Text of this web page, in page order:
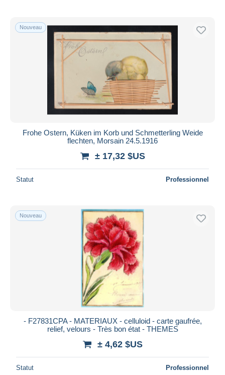
Nouveau
Frohe Ostern, Küken im Korb und Schmetterling Weide
flechten, Morsain 24.5.1916
± 17,32 $US
Statut Professionnel
Nouveau
- F27831CPA - MATERIAUX - celluloid - carte gaufrée,
relief, velours - Très bon état - THEMES
± 4,62 $US
Statut Professionnel